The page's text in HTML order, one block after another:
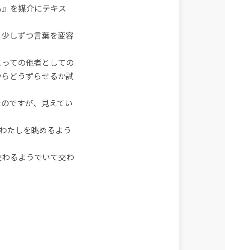
を媒介にテキス
しずつ言葉を変容
ての他者としての
どうずらせるか試
ですが、見えてい
たしを眺めるよう
るようでいて交わ